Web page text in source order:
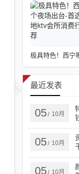
最近发表
05/ 10月
05/ 10月
05/ 10月